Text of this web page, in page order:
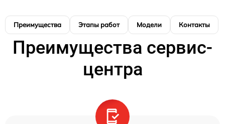
Преимущества Этапы работ Модели Контакты
Преимущества сервис-
центра